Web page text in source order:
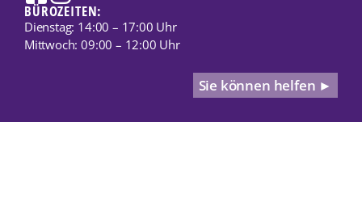
BÜROZEITEN:
Dienstag: 14:00 – 17:00 Uhr
Mittwoch: 09:00 – 12:00 Uhr
Sie können helfen ►